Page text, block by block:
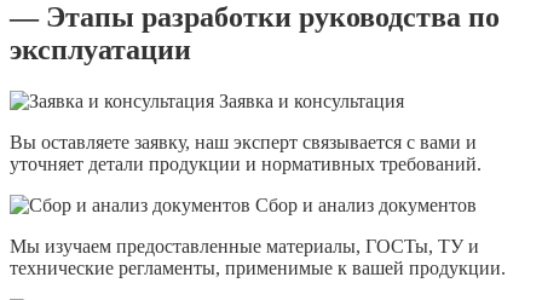
— Этапы разработки руководства по
эксплуатации
Заявка и консультация
Вы оставляете заявку, наш эксперт связывается с вами и
уточняет детали продукции и нормативных требований.
Сбор и анализ документов
Мы изучаем предоставленные материалы, ГОСТы, ТУ и
технические регламенты, применимые к вашей продукции.